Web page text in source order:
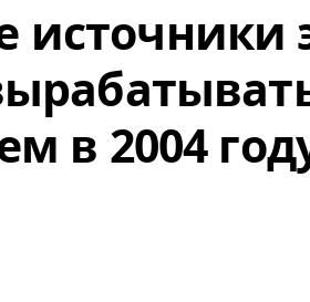
источники
в 2004